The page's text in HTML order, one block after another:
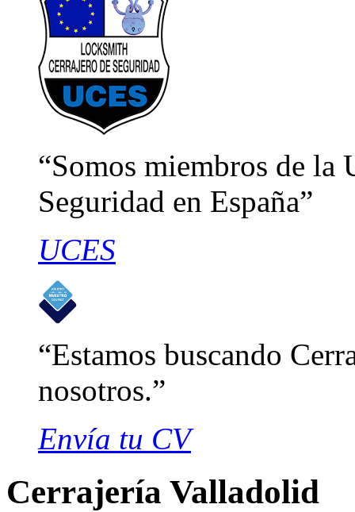
Somos miembros de la
Seguridad en España
UCES
Estamos buscando
nosotros.
Envía tu CV
Cerrajería Valladolid